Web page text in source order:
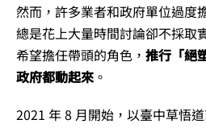
然而，許多業者和政府單位過度
總是花上大量時間討論卻不採取
希望擔任帶頭的角色， 推行「絕
政府都動起來。
2021 年 8 月開始，以臺中草悟